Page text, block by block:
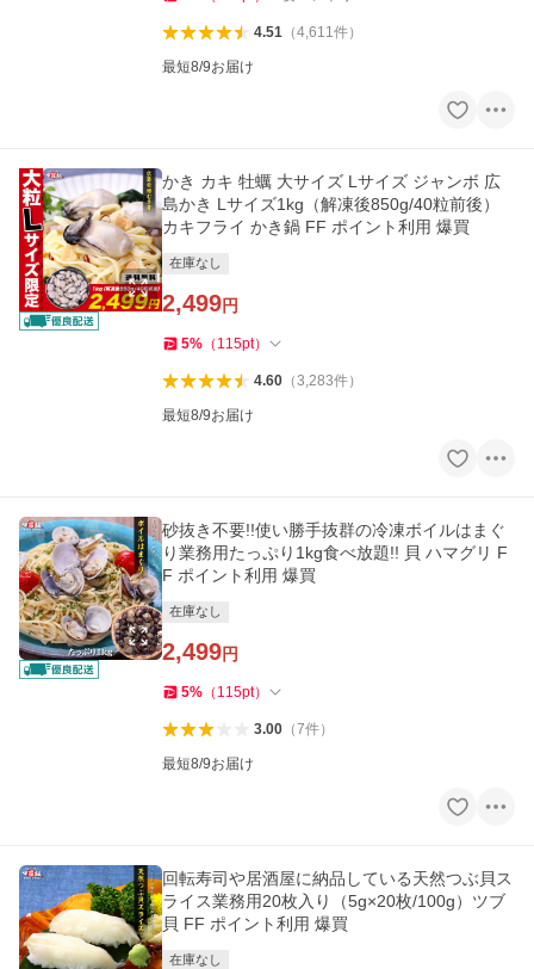
4.51（4,611件）
最短8/9お届け
かき カキ 牡蠣 大サイズ Lサイズ ジャンボ 広
島かき Lサイズ1kg（解凍後850g/40粒前後）
カキフライ かき鍋 FF ポイント利用 爆買
在庫なし
2,499円
5% （ 115pt）
4.60（3,283件）
最短8/9お届け
砂抜き不要!!使い勝手抜群の冷凍ボイルはまぐ
り業務用たっぷり1kg食べ放題!! 貝 ハマグリ F
F ポイント利用 爆買
在庫なし
2,499円
5% （ 115pt）
3.00（7件）
最短8/9お届け
回転寿司や居酒屋に納品している天然つぶ貝ス
ライス業務用20枚入り（5g×20枚/100g）ツブ
貝 FF ポイント利用 爆買
在庫なし